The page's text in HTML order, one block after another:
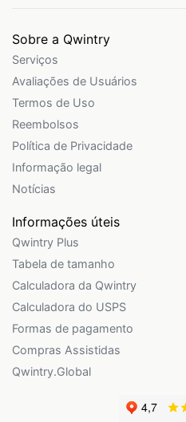
Sobre a Qwintry
Serviços
Avaliações de Usuários
Termos de Uso
Reembolsos
Política de Privacidade
Informação legal
Notícias
Informações úteis
Qwintry Plus
Tabela de tamanho
Calculadora da Qwintry
Calculadora do USPS
Formas de pagamento
Compras Assistidas
Qwintry.Global